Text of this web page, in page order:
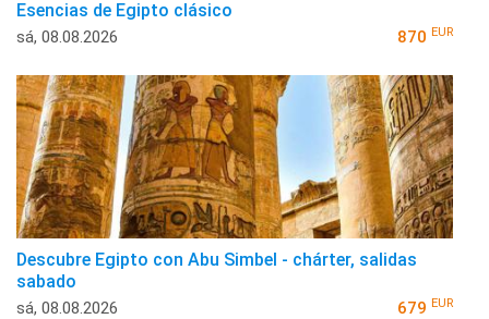
Esencias de Egipto clásico
sá, 08.08.2026 870 EUR
Descubre Egipto con Abu Simbel - chárter, salidas
sabado
sá, 08.08.2026 679 EUR